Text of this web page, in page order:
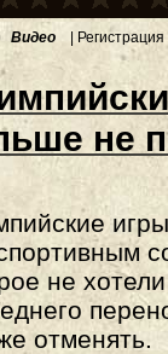
Видео | Регистрация
не
не
отменять.